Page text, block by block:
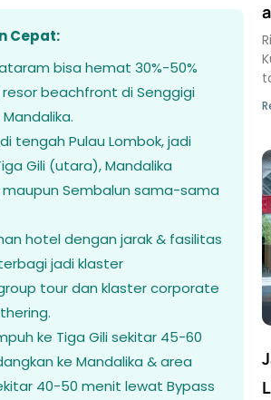
Cepat:
bisa hemat 30%-50%
beachfront di Senggigi
tengah Pulau Lombok, jadi
Gili (utara), Mandalika
Sembalun sama-sama
hotel dengan jarak & fasilitas
jadi klaster
tour dan klaster corporate
ke Tiga Gili sekitar 45-60
ke Mandalika & area
40-50 menit lewat Bypass